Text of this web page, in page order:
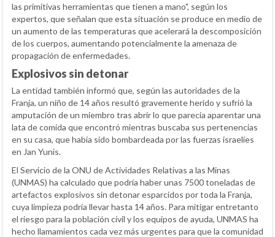
las primitivas herramientas que tienen a mano", según los
expertos, que señalan que esta situación se produce en medio de
un aumento de las temperaturas que acelerará la descomposición
de los cuerpos, aumentando potencialmente la amenaza de
propagación de enfermedades.
Explosivos sin detonar
La entidad también informó que, según las autoridades de la
Franja, un niño de 14 años resultó gravemente herido y sufrió la
amputación de un miembro tras abrir lo que parecía aparentar una
lata de comida que encontró mientras buscaba sus pertenencias
en su casa, que había sido bombardeada por las fuerzas israelíes
en Jan Yunis.
El Servicio de la ONU de Actividades Relativas a las Minas
(UNMAS) ha calculado que podría haber unas 7500 toneladas de
artefactos explosivos sin detonar esparcidos por toda la Franja,
cuya limpieza podría llevar hasta 14 años. Para mitigar entretanto
el riesgo para la población civil y los equipos de ayuda, UNMAS ha
hecho llamamientos cada vez más urgentes para que la comunidad